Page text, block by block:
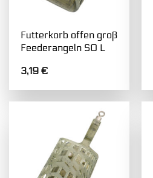
Futterkorb offen groß
Feederangeln SO L
3,19€